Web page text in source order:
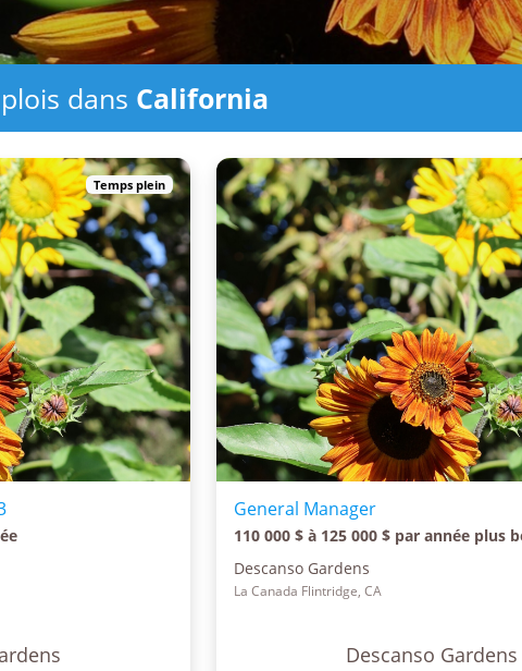
dans California
Temps plein
General Manager
110 000 $ à 125 000 $ par année plus
Descanso Gardens
La Canada Flintridge, CA
Descanso Gardens